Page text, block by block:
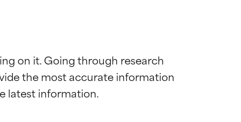
on it. Going through research
the most accurate information